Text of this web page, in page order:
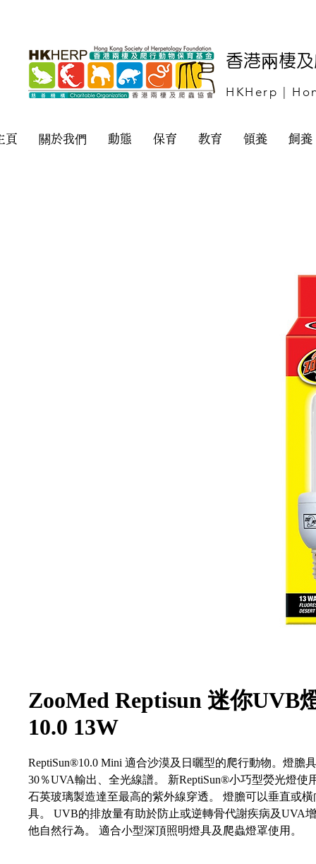
香港兩棲
HKHerp |
頁 關於我們 動態 保育 教育 領養 飼養
ZooMed Reptisun 迷你UVB
10.0 13W
ReptiSun®10.0 Mini 適合沙漠及日曬型的爬行動物。燈膽
30％UVA輸出、全光線譜。 新ReptiSun®小巧型熒光燈使
石英玻璃製造達至最高的紫外線穿透​​。 燈膽可以垂直或
具。 UVB的排放量有助於防止或逆轉骨代謝疾病及UVA
他自然行為。 適合小型深頂照明燈具及爬蟲燈罩使用。